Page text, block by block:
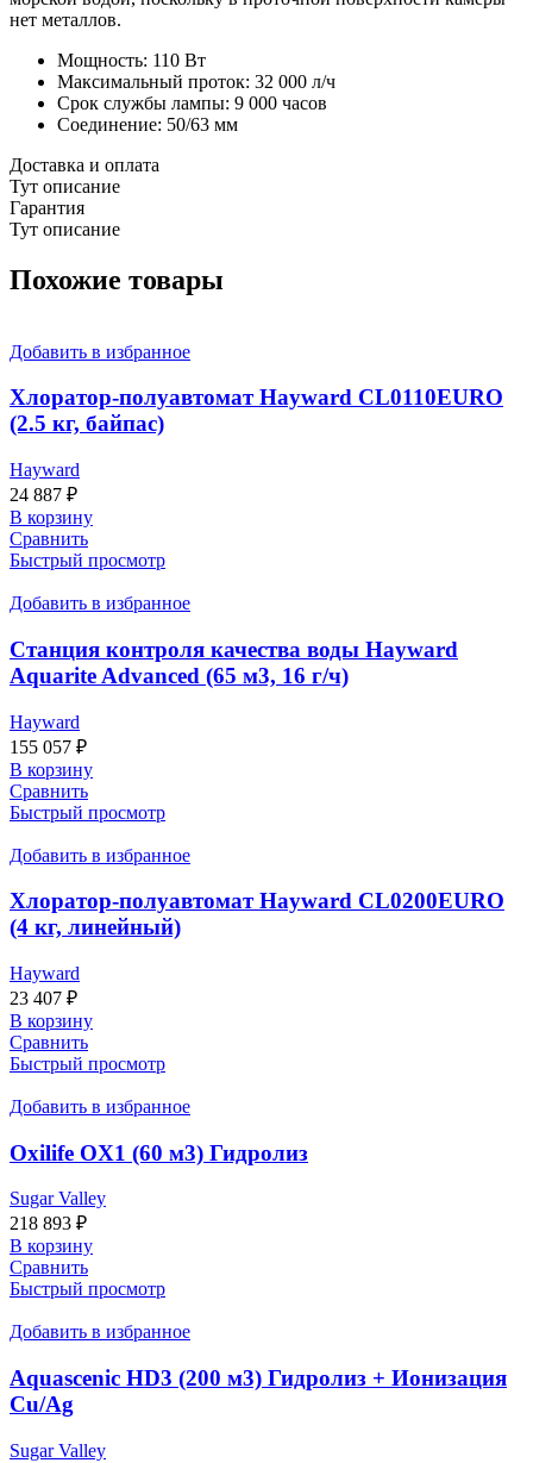
нет металлов.
Мощность: 110 Вт
Максимальный проток: 32 000 л/ч
Срок службы лампы: 9 000 часов
Соединение: 50/63 мм
Доставка и оплата
Тут описание
Гарантия
Тут описание
Похожие товары
Добавить в избранное
Хлоратор-полуавтомат Hayward CL0110EURO
(2.5 кг, байпас)
Hayward
24 887 ₽
В корзину
Сравнить
Быстрый просмотр
Добавить в избранное
Станция контроля качества воды Hayward
Aquarite Advanced (65 м3, 16 г/ч)
Hayward
155 057 ₽
В корзину
Сравнить
Быстрый просмотр
Добавить в избранное
Хлоратор-полуавтомат Hayward CL0200EURO
(4 кг, линейный)
Hayward
23 407 ₽
В корзину
Сравнить
Быстрый просмотр
Добавить в избранное
Oxilife OX1 (60 м3) Гидролиз
Sugar Valley
218 893 ₽
В корзину
Сравнить
Быстрый просмотр
Добавить в избранное
Aquascenic HD3 (200 м3) Гидролиз + Ионизация
Cu/Ag
Sugar Valley